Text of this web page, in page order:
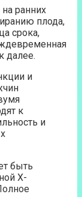
ранних
плода,
срока,
далее.
и
к
и
быть
Х-